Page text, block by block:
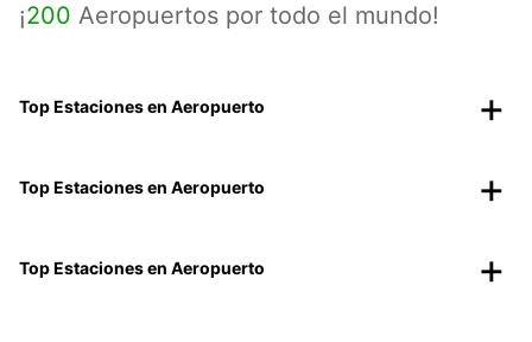
¡200 Aeropuertos por todo el mundo!
Top Estaciones en Aeropuerto
Top Estaciones en Aeropuerto
Top Estaciones en Aeropuerto